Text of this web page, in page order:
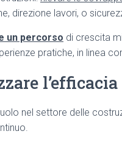
direzione lavori, o
un percorso di crescita
pratiche, in linea
nel settore delle